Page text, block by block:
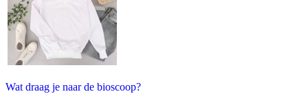
Wat draag je naar de bioscoop?